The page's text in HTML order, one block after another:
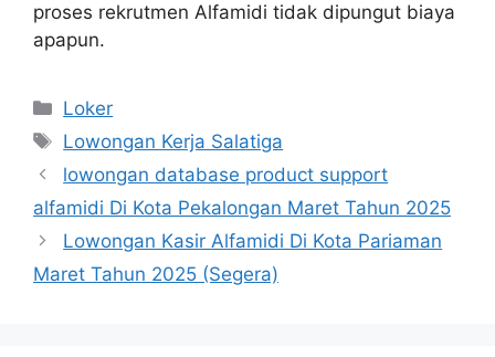
proses rekrutmen Alfamidi tidak dipungut biaya
apapun.
Kategori
Loker
Tag
Lowongan Kerja Salatiga
lowongan database product support
alfamidi Di Kota Pekalongan Maret Tahun 2025
Lowongan Kasir Alfamidi Di Kota Pariaman
Maret Tahun 2025 (Segera)